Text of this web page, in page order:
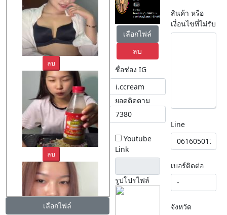
ลบ
ลบ
เลือกไฟล์
เลือกไฟล์
ลบ
ชื่อช่อง IG
ยอดติดตาม
Youtube
Link
รูปโปรไฟล์
สินค้า หรือ
เงื่อนไขที่ไม่รับ
Line
เบอร์ติดต่อ
จังหวัด